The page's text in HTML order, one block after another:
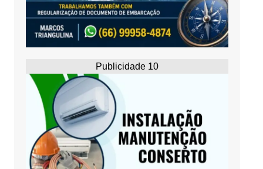
Publicidade 10